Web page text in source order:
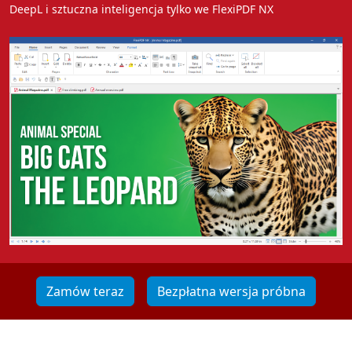
DeepL i sztuczna inteligencja tylko we FlexiPDF NX
Zamów teraz Bezpłatna wersja próbna